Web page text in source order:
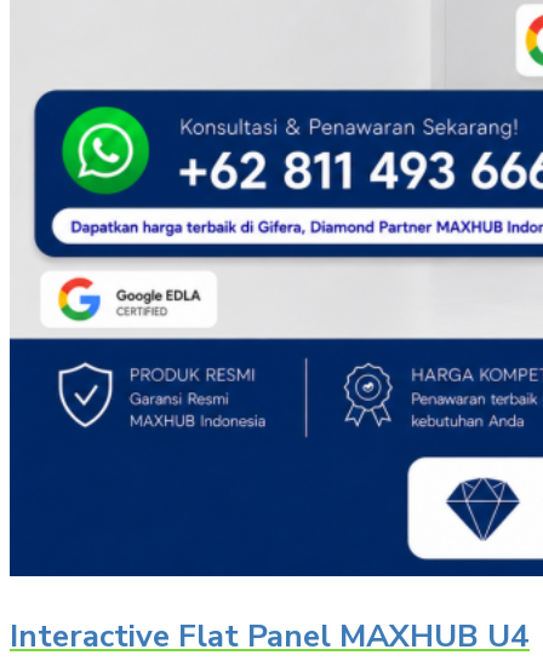
Interactive Flat Panel MAXHUB U4